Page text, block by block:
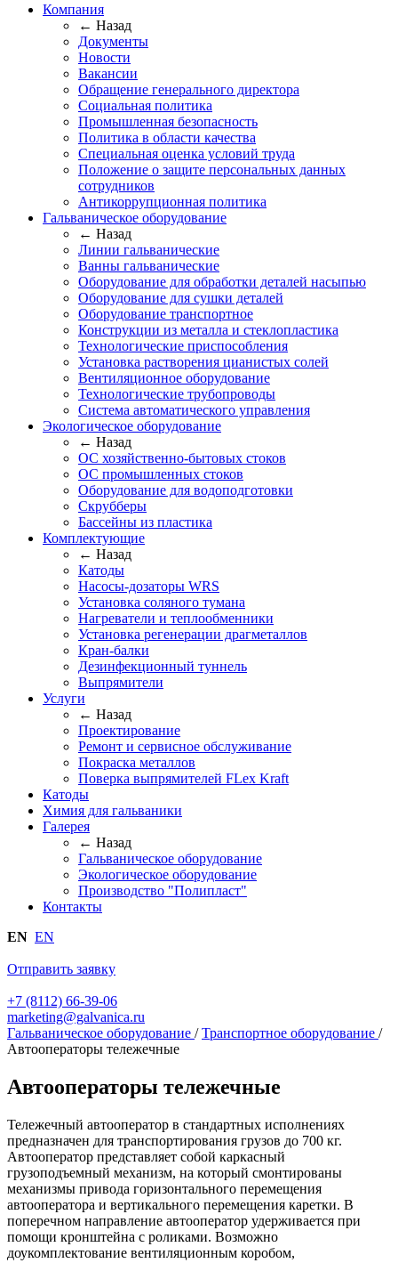
Компания
← Назад
Документы
Новости
Вакансии
Обращение генерального директора
Социальная политика
Промышленная безопасность
Политика в области качества
Специальная оценка условий труда
Положение о защите персональных данных
сотрудников
Антикоррупционная политика
Гальваническое оборудование
← Назад
Линии гальванические
Ванны гальванические
Оборудование для обработки деталей насыпью
Оборудование для сушки деталей
Оборудование транспортное
Конструкции из металла и стеклопластика
Технологические приспособления
Установка растворения цианистых солей
Вентиляционное оборудование
Технологические трубопроводы
Система автоматического управления
Экологическое оборудование
← Назад
ОС хозяйственно-бытовых стоков
ОС промышленных стоков
Оборудование для водоподготовки
Скрубберы
Бассейны из пластика
Комплектующие
← Назад
Катоды
Насосы-дозаторы WRS
Установка соляного тумана
Нагреватели и теплообменники
Установка регенерации драгметаллов
Кран-балки
Дезинфекционный туннель
Выпрямители
Услуги
← Назад
Проектирование
Ремонт и сервисное обслуживание
Покраска металлов
Поверка выпрямителей FLex Kraft
Катоды
Химия для гальваники
Галерея
← Назад
Гальваническое оборудование
Экологическое оборудование
Производство "Полипласт"
Контакты
EN EN
Отправить заявку
+7 (8112) 66-39-06
marketing@galvanica.ru
Гальваническое оборудование / Транспортное оборудование /
Автооператоры тележечные
Автооператоры тележечные
Тележечный автооператор в стандартных исполнениях
предназначен для транспортирования грузов до 700 кг.
Автооператор представляет собой каркасный
грузоподъемный механизм, на который смонтированы
механизмы привода горизонтального перемещения
автооператора и вертикального перемещения каретки. В
поперечном направление автооператор удерживается при
помощи кронштейна с роликами. Возможно
доукомплектование вентиляционным коробом,